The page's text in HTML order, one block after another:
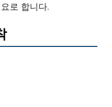
로 합니다.